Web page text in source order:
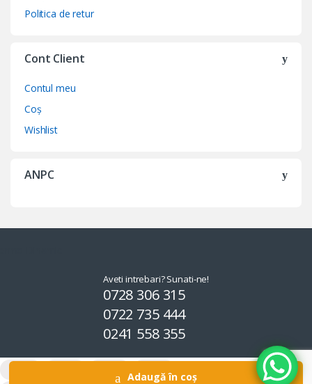
Adaugă în coș
Politica de retur
Cont Client
Contul meu
Coș
Wishlist
ANPC
Aveti intrebari? Sunati-ne!
0728 306 315
0722 735 444
0241 558 355